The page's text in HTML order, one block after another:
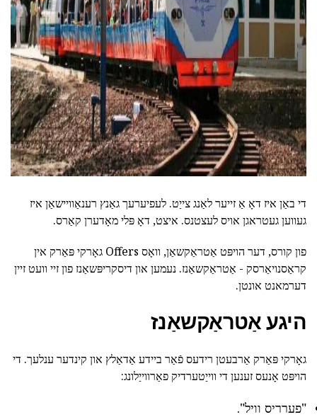
ad
די באַן איז דאָ אַ זייער לאַנג צייַט. לעפיערעך גאַנץ רענאַוויישאַן איז
געווען געטראגן אויס לעצטנס. איצט, דאָ פּלי מאָדערן קאַרס.
פון קורס, דער הויפּט אַטראַקשאַן, וואָס Offers גאָרקי פּאַרק אין
קראַסנויאַרסק - אַטראַקשאַנז. נעמען און דיסקריפּשאַנז פון זיי וועט זיין
דערמאנט אונטן.
היגע אַטראַקשאַנז
גאָרקי פּאַרק אַרבעטן רידעס פֿאַר ביידע אַדאַלץ און קינדער ענלעך. די
הויפּט אָנעס זענען די ווייַטערדיק פאַרווייַלונג:
"פערריס וויל".